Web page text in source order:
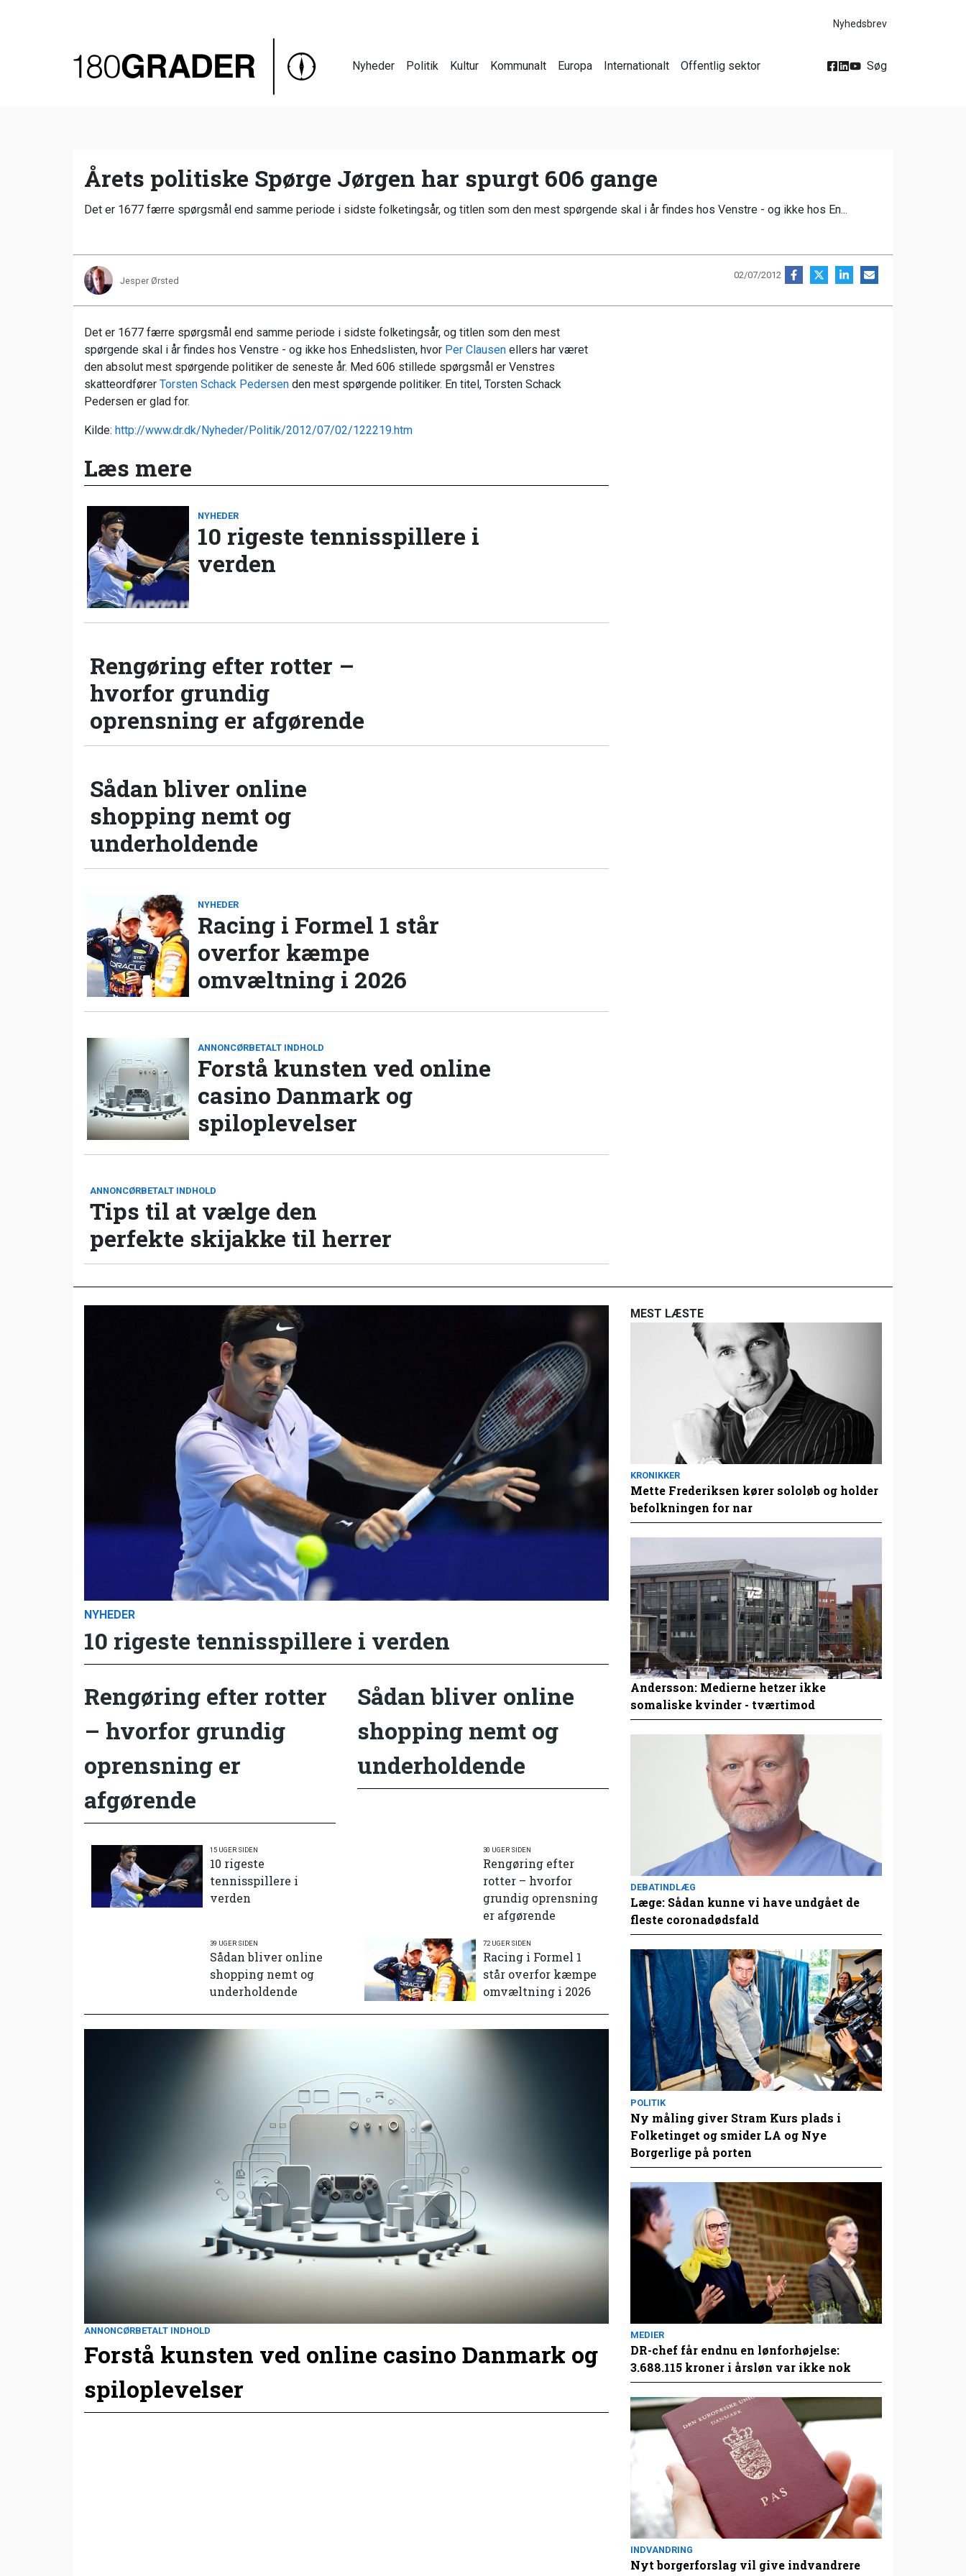
Nyhedsbrev
Nyheder Politik Kultur Kommunalt Europa Internationalt Offentlig sektor Søg
Årets politiske Spørge Jørgen har spurgt 606 gange
Det er 1677 færre spørgsmål end samme periode i sidste folketingsår, og titlen som den mest spørgende skal i år findes hos Venstre - og ikke hos En...
Jesper Ørsted 02/07/2012
Det er 1677 færre spørgsmål end samme periode i sidste folketingsår, og titlen som den mest
spørgende skal i år findes hos Venstre - og ikke hos Enhedslisten, hvor Per Clausen ellers har været
den absolut mest spørgende politiker de seneste år. Med 606 stillede spørgsmål er Venstres
skatteordfører Torsten Schack Pedersen den mest spørgende politiker. En titel, Torsten Schack
Pedersen er glad for.
Kilde: http://www.dr.dk/Nyheder/Politik/2012/07/02/122219.htm
Læs mere
NYHEDER
10 rigeste tennisspillere i
verden
Rengøring efter rotter –
hvorfor grundig
oprensning er afgørende
Sådan bliver online
shopping nemt og
underholdende
NYHEDER
Racing i Formel 1 står
overfor kæmpe
omvæltning i 2026
ANNONCØRBETALT INDHOLD
Forstå kunsten ved online
casino Danmark og
spiloplevelser
ANNONCØRBETALT INDHOLD
Tips til at vælge den
perfekte skijakke til herrer
NYHEDER
10 rigeste tennisspillere i verden
Rengøring efter rotter
– hvorfor grundig
oprensning er
afgørende
Sådan bliver online
shopping nemt og
underholdende
15 UGER SIDEN
10 rigeste
tennisspillere i
verden
30 UGER SIDEN
Rengøring efter
rotter – hvorfor
grundig oprensning
er afgørende
39 UGER SIDEN
Sådan bliver online
shopping nemt og
underholdende
72 UGER SIDEN
Racing i Formel 1
står overfor kæmpe
omvæltning i 2026
ANNONCØRBETALT INDHOLD
Forstå kunsten ved online casino Danmark og
spiloplevelser
MEST LÆSTE
KRONIKKER
Mette Frederiksen kører sololøb og holder
befolkningen for nar
Andersson: Medierne hetzer ikke
somaliske kvinder - tværtimod
DEBATINDLÆG
Læge: Sådan kunne vi have undgået de
fleste coronadødsfald
POLITIK
Ny måling giver Stram Kurs plads i
Folketinget og smider LA og Nye
Borgerlige på porten
MEDIER
DR-chef får endnu en lønforhøjelse:
3.688.115 kroner i årsløn var ikke nok
INDVANDRING
Nyt borgerforslag vil give indvandrere